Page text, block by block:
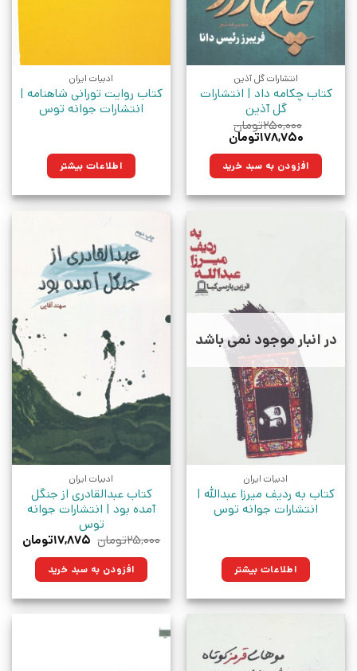
انتشارات گل آذین
کتاب چکامه داد | انتشارات
گل آذین
۲۵۰,۰۰۰تومان
قیمت
۲۵۰,۰۰۰تومان
بود.
۱۷۸,۷۵۰تومان
۱۷۸,۷۵۰تومان.افزودن به سبد خرید
ادبیات ایران
کتاب روایت تورانی شاهنامه |
انتشارات جوانه توس
اطلاعات بیشتر
در انبار موجود نمی باشد
ادبیات ایران
کتاب به ردیف میرزا عبدالله |
انتشارات جوانه توس
اطلاعات بیشتر
ادبیات ایران
کتاب عبدالقادری از جنگل
آمده بود | انتشارات جوانه
توس
۲۵,۰۰۰تومان قیمت
۲۵,۰۰۰تومان
بود.
۱۷,۸۷۵تومان
افزودن به سبد خرید